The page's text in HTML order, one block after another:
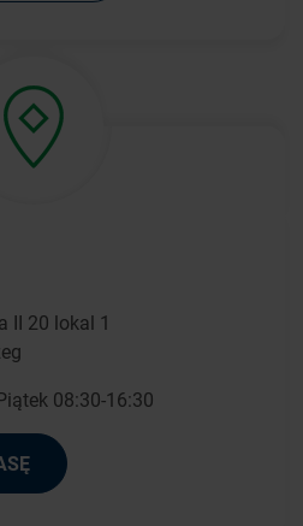
II 20 lokal 1
08:30-16:30